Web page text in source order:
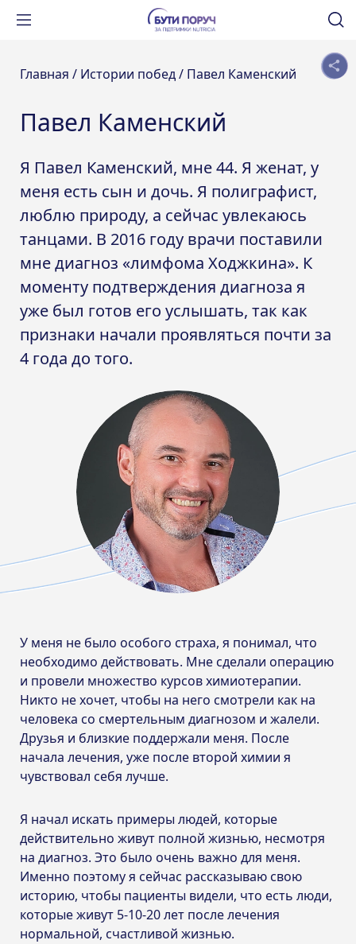
Главная / Истории побед / Павел Каменский
Павел Каменский
Я Павел Каменский, мне 44. Я женат, у
меня есть сын и дочь. Я полиграфист,
люблю природу, а сейчас увлекаюсь
танцами. В 2016 году врачи поставили
мне диагноз «лимфома Ходжкина». К
моменту подтверждения диагноза я
уже был готов его услышать, так как
признаки начали проявляться почти за
4 года до того.
У меня не было особого страха, я понимал, что
необходимо действовать. Мне сделали операцию
и провели множество курсов химиотерапии.
Никто не хочет, чтобы на него смотрели как на
человека со смертельным диагнозом и жалели.
Друзья и близкие поддержали меня. После
начала лечения, уже после второй химии я
чувствовал себя лучше.
Я начал искать примеры людей, которые
действительно живут полной жизнью, несмотря
на диагноз. Это было очень важно для меня.
Именно поэтому я сейчас рассказываю свою
историю, чтобы пациенты видели, что есть люди,
которые живут 5-10-20 лет после лечения
нормальной, счастливой жизнью.